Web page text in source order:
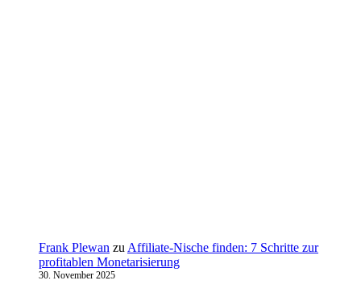
Frank Plewan zu Affiliate-Nische finden: 7 Schritte zur
profitablen Monetarisierung
30. November 2025